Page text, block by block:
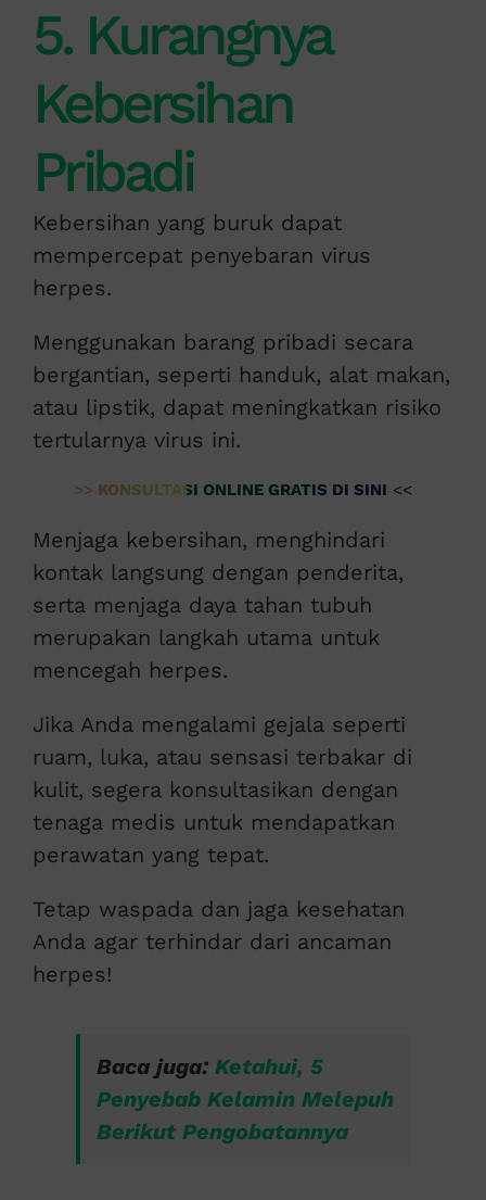
5. Kurangnya
Kebersihan
Pribadi
Kebersihan yang buruk dapat
mempercepat penyebaran virus
herpes.
Menggunakan barang pribadi secara
bergantian, seperti handuk, alat makan,
atau lipstik, dapat meningkatkan risiko
tertularnya virus ini.
>> KONSULTASI ONLINE GRATIS DI SINI <<
Menjaga kebersihan, menghindari
kontak langsung dengan penderita,
serta menjaga daya tahan tubuh
merupakan langkah utama untuk
mencegah herpes.
Jika Anda mengalami gejala seperti
ruam, luka, atau sensasi terbakar di
kulit, segera konsultasikan dengan
tenaga medis untuk mendapatkan
perawatan yang tepat.
Tetap waspada dan jaga kesehatan
Anda agar terhindar dari ancaman
herpes!
Baca juga: Ketahui, 5
Penyebab Kelamin Melepuh
Berikut Pengobatannya